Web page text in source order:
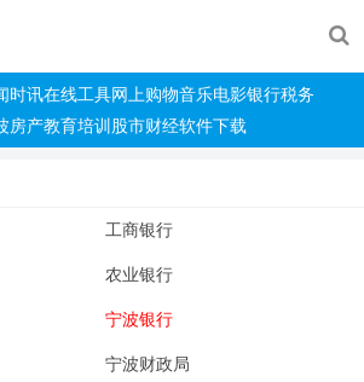
时讯在线工具网上购物音乐电影银行税务
房产教育培训 股市财经软件下载
工商银行
农业银行
宁波银行
宁波财政局